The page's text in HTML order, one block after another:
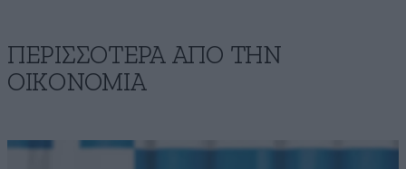
ΠΕΡΙΣΣΟΤΕΡΑ ΑΠΟ ΤΗΝ
ΟΙΚΟΝΟΜΙΑ